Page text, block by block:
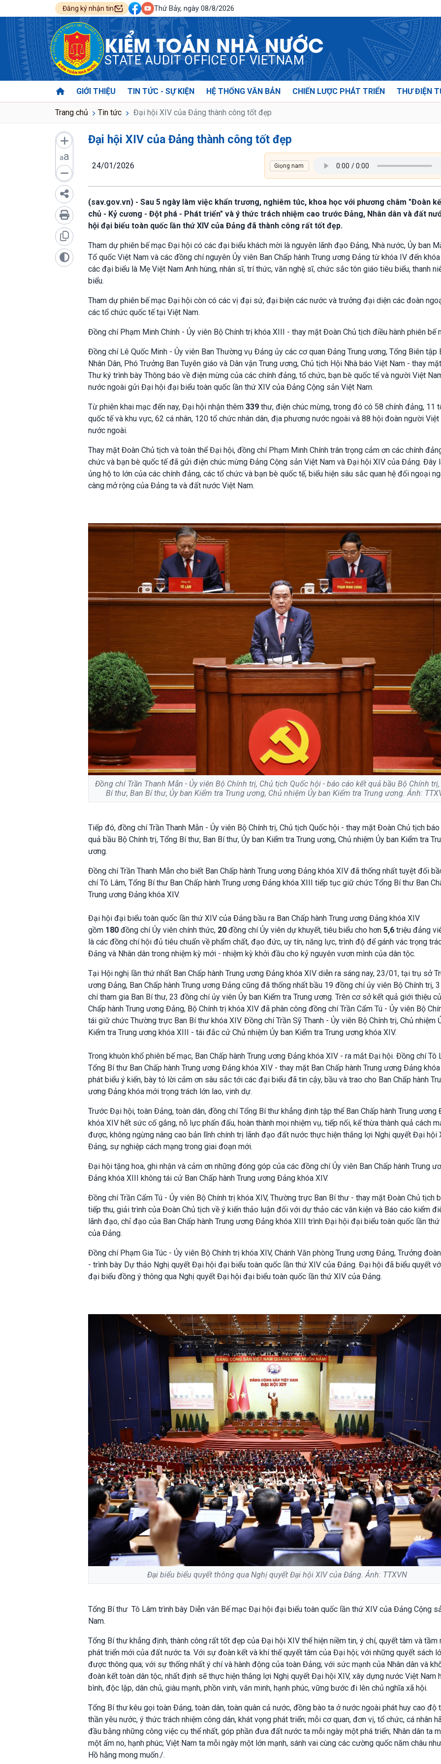
Đăng ký nhận tin Thứ Bảy, ngày 08/8/2026
KIỂM TOÁN NHÀ NƯỚC
STATE AUDIT OFFICE OF VIETNAM
GIỚI THIỆU TIN TỨC - SỰ KIỆN HỆ THỐNG VĂN BẢN CHIẾN LƯỢC PHÁT TRIỂN THƯ ĐIỆN
Trang chủ Tin tức Đại hội XIV của Đảng thành công tốt đẹp
aa
Đại hội XIV của Đảng thành công tốt đẹp
24/01/2026
(sav.gov.vn) - Sau 5 ngày làm việc khẩn trương, nghiêm túc, khoa học với phương châm "Đoàn
chủ - Kỷ cương - Đột phá - Phát triển" và ý thức trách nhiệm cao trước Đảng, Nhân dân và đất
hội đại biểu toàn quốc lần thứ XIV của Đảng đã thành công rất tốt đẹp.
Tham dự phiên bế mạc Đại hội có các đại biểu khách mời là nguyên lãnh đạo Đảng, Nhà nước, Ủy ban
Tổ quốc Việt Nam và các đồng chí nguyên Ủy viên Ban Chấp hành Trung ương Đảng từ khóa IV đến
các đại biểu là Mẹ Việt Nam Anh hùng, nhân sĩ, trí thức, văn nghệ sĩ, chức sắc tôn giáo tiêu biểu, thanh
biểu.
Tham dự phiên bế mạc Đại hội còn có các vị đại sứ, đại biện các nước và trưởng đại diện các đoàn
các tổ chức quốc tế tại Việt Nam.
Đồng chí Phạm Minh Chính - Ủy viên Bộ Chính trị khóa XIII - thay mặt Đoàn Chủ tịch điều hành phiên bế
Đồng chí Lê Quốc Minh - Ủy viên Ban Thường vụ Đảng ủy các cơ quan Đảng Trung ương, Tổng Biên tập
Nhân Dân, Phó Trưởng Ban Tuyên giáo và Dân vận Trung ương, Chủ tịch Hội Nhà báo Việt Nam - thay
Thư ký trình bày Thông báo về điện mừng của các chính đảng, tổ chức, bạn bè quốc tế và người Việt
nước ngoài gửi Đại hội đại biểu toàn quốc lần thứ XIV của Đảng Cộng sản Việt Nam.
Từ phiên khai mạc đến nay, Đại hội nhận thêm 339 thư, điện chúc mừng, trong đó có 58 chính đảng, 11
quốc tế và khu vực, 62 cá nhân, 120 tổ chức nhân dân, địa phương nước ngoài và 88 hội đoàn người Việt
nước ngoài.
Thay mặt Đoàn Chủ tịch và toàn thể Đại hội, đồng chí Phạm Minh Chính trân trọng cảm ơn các chính
chức và bạn bè quốc tế đã gửi điện chúc mừng Đảng Cộng sản Việt Nam và Đại hội XIV của Đảng. Đây
ủng hộ to lớn của các chính đảng, các tổ chức và bạn bè quốc tế, biểu hiện sâu sắc quan hệ đối ngoại
càng mở rộng của Đảng ta và đất nước Việt Nam.
Đồng chí Trần Thanh Mẫn - Ủy viên Bộ Chính trị, Chủ tịch Quốc hội - báo cáo kết quả bầu Bộ Chính
Bí thư, Ban Bí thư, Ủy ban Kiểm tra Trung ương, Chủ nhiệm Ủy ban Kiểm tra Trung ương. Ảnh:
Tiếp đó, đồng chí Trần Thanh Mẫn - Ủy viên Bộ Chính trị, Chủ tịch Quốc hội - thay mặt Đoàn Chủ tịch
quả bầu Bộ Chính trị, Tổng Bí thư, Ban Bí thư, Ủy ban Kiểm tra Trung ương, Chủ nhiệm Ủy ban Kiểm tra
ương.
Đồng chí Trần Thanh Mẫn cho biết Ban Chấp hành Trung ương Đảng khóa XIV đã thống nhất tuyệt đối
chí Tô Lâm, Tổng Bí thư Ban Chấp hành Trung ương Đảng khóa XIII tiếp tục giữ chức Tổng Bí thư Ban
Trung ương Đảng khóa XIV.
Đại hội đại biểu toàn quốc lần thứ XIV của Đảng bầu ra Ban Chấp hành Trung ương Đảng khóa XIV
gồm 180 đồng chí Ủy viên chính thức, 20 đồng chí Ủy viên dự khuyết, tiêu biểu cho hơn 5,6 triệu đảng
là các đồng chí hội đủ tiêu chuẩn về phẩm chất, đạo đức, uy tín, năng lực, trình độ để gánh vác trọng
Đảng và Nhân dân trong nhiệm kỳ mới - nhiệm kỳ khởi đầu cho kỷ nguyên vươn mình của dân tộc.
Tại Hội nghị lần thứ nhất Ban Chấp hành Trung ương Đảng khóa XIV diễn ra sáng nay, 23/01, tại trụ sở
ương Đảng, Ban Chấp hành Trung ương Đảng cũng đã thống nhất bầu 19 đồng chí ủy viên Bộ Chính trị,
chí tham gia Ban Bí thư, 23 đồng chí ủy viên Ủy ban Kiểm tra Trung ương. Trên cơ sở kết quả giới thiệu
Chấp hành Trung ương Đảng, Bộ Chính trị khóa XIV đã phân công đồng chí Trần Cẩm Tú - Ủy viên Bộ
tái giữ chức Thường trực Ban Bí thư khóa XIV. Đồng chí Trần Sỹ Thanh - Ủy viên Bộ Chính trị, Chủ nhiệm
Kiểm tra Trung ương khóa XIII - tái đắc cử Chủ nhiệm Ủy ban Kiểm tra Trung ương khóa XIV.
Trong khuôn khổ phiên bế mạc, Ban Chấp hành Trung ương Đảng khóa XIV - ra mắt Đại hội. Đồng chí Tô
Tổng Bí thư Ban Chấp hành Trung ương Đảng khóa XIV - thay mặt Ban Chấp hành Trung ương Đảng
phát biểu ý kiến, bày tỏ lời cảm ơn sâu sắc tới các đại biểu đã tin cậy, bầu và trao cho Ban Chấp hành
ương Đảng khóa mới trọng trách lớn lao, vinh dự.
Trước Đại hội, toàn Đảng, toàn dân, đồng chí Tổng Bí thư khẳng định tập thể Ban Chấp hành Trung ương
khóa XIV hết sức cố gắng, nỗ lực phấn đấu, hoàn thành mọi nhiệm vụ, tiếp nối, kế thừa thành quả cách
được, không ngừng nâng cao bản lĩnh chính trị lãnh đạo đất nước thực hiện thắng lợi Nghị quyết Đại hội
Đảng, sự nghiệp cách mạng trong giai đoạn mới.
Đại hội tặng hoa, ghi nhận và cảm ơn những đóng góp của các đồng chí Ủy viên Ban Chấp hành Trung
Đảng khóa XIII không tái cử Ban Chấp hành Trung ương Đảng khóa XIV.
Đồng chí Trần Cẩm Tú - Ủy viên Bộ Chính trị khóa XIV, Thường trực Ban Bí thư - thay mặt Đoàn Chủ tịch
tiếp thu, giải trình của Đoàn Chủ tịch về ý kiến thảo luận đối với dự thảo các văn kiện và Báo cáo kiểm
lãnh đạo, chỉ đạo của Ban Chấp hành Trung ương Đảng khóa XIII trình Đại hội đại biểu toàn quốc lần
của Đảng.
Đồng chí Phạm Gia Túc - Ủy viên Bộ Chính trị khóa XIV, Chánh Văn phòng Trung ương Đảng, Trưởng
- trình bày Dự thảo Nghị quyết Đại hội đại biểu toàn quốc lần thứ XIV của Đảng. Đại hội đã biểu quyết
đại biểu đồng ý thông qua Nghị quyết Đại hội đại biểu toàn quốc lần thứ XIV của Đảng.
Đại biểu biểu quyết thông qua Nghị quyết Đại hội XIV của Đảng. Ảnh: TTXVN
Tổng Bí thư Tô Lâm trình bày Diễn văn Bế mạc Đại hội đại biểu toàn quốc lần thứ XIV của Đảng Cộng
Nam.
Tổng Bí thư khẳng định, thành công rất tốt đẹp của Đại hội XIV thể hiện niềm tin, ý chí, quyết tâm và tầm
phát triển mới của đất nước ta. Với sự đoàn kết và khí thế quyết tâm của Đại hội; với những quyết sách
được thông qua; với sự thống nhất ý chí và hành động của toàn Đảng; với sức mạnh của Nhân dân và
đoàn kết toàn dân tộc, nhất định sẽ thực hiện thắng lợi Nghị quyết Đại hội XIV, xây dựng nước Việt Nam
bình, độc lập, dân chủ, giàu mạnh, phồn vinh, văn minh, hạnh phúc, vững bước đi lên chủ nghĩa xã hội.
Tổng Bí thư kêu gọi toàn Đảng, toàn dân, toàn quân cả nước, đồng bào ta ở nước ngoài phát huy cao độ
thần yêu nước, ý thức trách nhiệm công dân, khát vọng phát triển; mỗi cơ quan, đơn vị, tổ chức, cá nhân
đầu bằng những công việc cụ thể nhất, góp phần đưa đất nước ta mỗi ngày một phá triển; Nhân dân ta
một ấm no, hạnh phúc; Việt Nam ta mỗi ngày một lớn mạnh, sánh vai cùng các cường quốc năm châu
Hồ hằng mong muốn./.